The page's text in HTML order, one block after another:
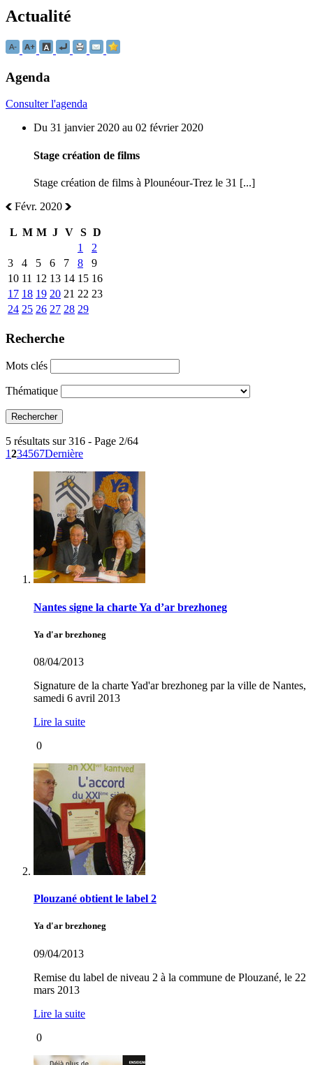
Actualité
Agenda
Consulter l'agenda
Du 31 janvier 2020 au 02 février 2020
Stage création de films
Stage création de films à Plounéour-Trez le 31 [...]
Févr. 2020
L M M J V S D
1
2
3
4 5 6 7 8
9
10 11 12 13 14 15 16
17 18 19 20 21 22 23
24 25 26 27 28 29
Recherche
Mots clés
Thématique
5 résultats sur 316 - Page 2/64
1234567Dernière
Nantes signe la charte Ya d’ar brezhoneg
Ya d'ar brezhoneg
08/04/2013
Signature de la charte Yad'ar brezhoneg par la ville de Nantes,
samedi 6 avril 2013
Lire la suite
0
Plouzané obtient le label 2
Ya d'ar brezhoneg
09/04/2013
Remise du label de niveau 2 à la commune de Plouzané, le 22
mars 2013
Lire la suite
0